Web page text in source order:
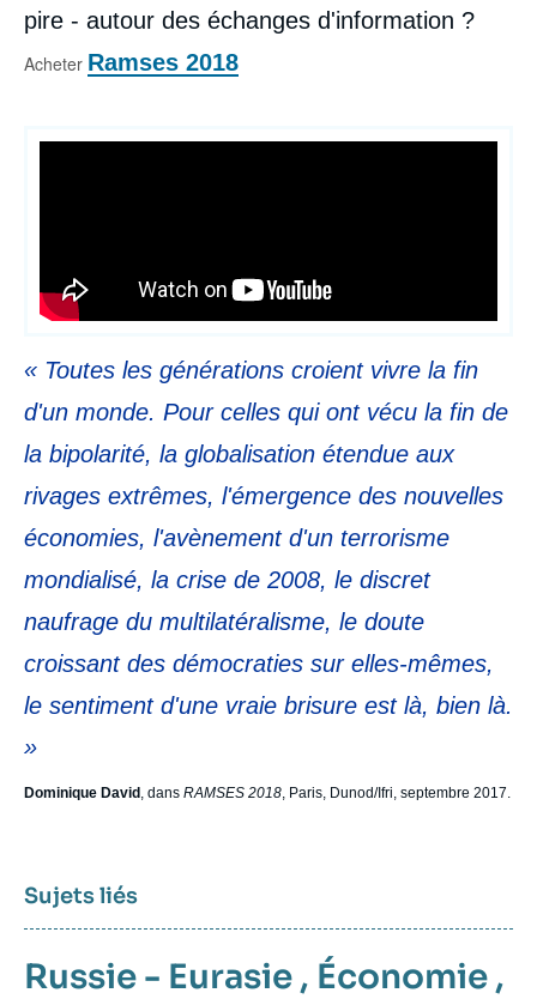
pire - autour des échanges d'information ?
Acheter Ramses 2018
« Toutes les générations croient vivre la fin
d'un monde. Pour celles qui ont vécu la fin de
la bipolarité, la globalisation étendue aux
rivages extrêmes, l'émergence des nouvelles
économies, l'avènement d'un terrorisme
mondialisé, la crise de 2008, le discret
naufrage du multilatéralisme, le doute
croissant des démocraties sur elles-mêmes,
le sentiment d'une vraie brisure est là, bien là.
»
Dominique David , dans RAMSES 2018 , Paris, Dunod/Ifri, septembre 2017.
Sujets liés
Russie - Eurasie , Économie ,